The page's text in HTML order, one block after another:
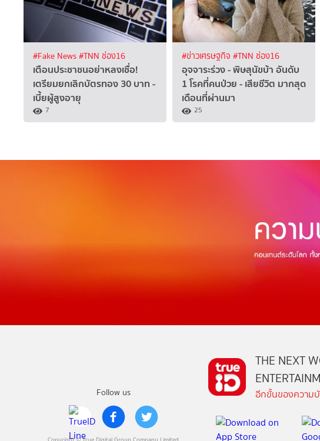
#Fake News#TNN ช่อง16
เตือนประชาชนอย่าหลงเชื่อ!
เตรียมยกเลิกบัตรทอง 30 บาท -
เบี้ยผู้สูงอายุ
7
#ข่าวเศรษฐกิจ #TNN ช่อง16
อุจจาระร่วง - พิษสุนัขบ้า อันดับ
1 โรคที่คนป่วย - เสียชีวิต มากสุด
เดือนที่ผ่านมา
25
Follow us
THE NEXT
อีกขั้นของความ